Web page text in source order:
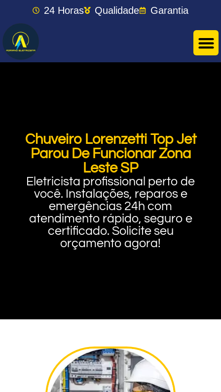
24 Horas Qualidade Garantia
Chuveiro Lorenzetti Top Jet
Parou De Funcionar Zona
Leste SP
Eletricista profissional perto de
você. Instalações, reparos e
emergências 24h com
atendimento rápido, seguro e
certificado. Solicite seu
orçamento agora!